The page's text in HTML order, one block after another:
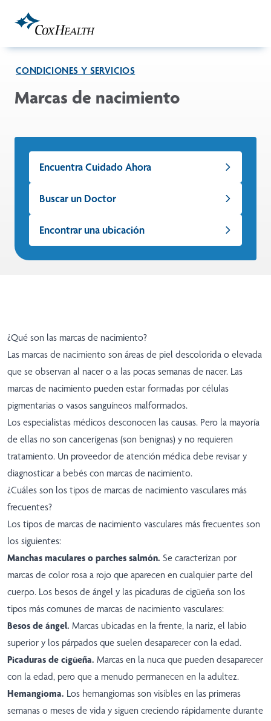
CONDICIONES Y SERVICIOS
Marcas de nacimiento
Encuentra Cuidado Ahora
Buscar un Doctor
Encontrar una ubicación
¿Qué son las marcas de nacimiento?
Las marcas de nacimiento son áreas de piel descolorida o elevada
que se observan al nacer o a las pocas semanas de nacer. Las
marcas de nacimiento pueden estar formadas por células
pigmentarias o vasos sanguíneos malformados.
Los especialistas médicos desconocen las causas. Pero la mayoría
de ellas no son cancerígenas (son benignas) y no requieren
tratamiento. Un proveedor de atención médica debe revisar y
diagnosticar a bebés con marcas de nacimiento.
¿Cuáles son los tipos de marcas de nacimiento vasculares más
frecuentes?
Los tipos de marcas de nacimiento vasculares más frecuentes son
los siguientes:
Manchas maculares o parches salmón. Se caracterizan por
marcas de color rosa a rojo que aparecen en cualquier parte del
cuerpo. Los besos de ángel y las picaduras de cigüeña son los
tipos más comunes de marcas de nacimiento vasculares:
Besos de ángel. Marcas ubicadas en la frente, la nariz, el labio
superior y los párpados que suelen desaparecer con la edad.
Picaduras de cigüeña. Marcas en la nuca que pueden desaparecer
con la edad, pero que a menudo permanecen en la adultez.
Hemangioma. Los hemangiomas son visibles en las primeras
semanas o meses de vida y siguen creciendo rápidamente durante